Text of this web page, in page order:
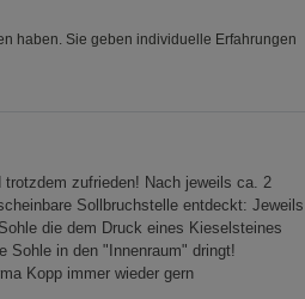
haben. Sie geben individuelle Erfahrungen
zufrieden! Nach jeweils ca. 2
Sollbruchstelle entdeckt: Jeweils
die dem Druck eines Kieselsteines
Sohle in den "Innenraum" dringt!
Kopp immer wieder gern